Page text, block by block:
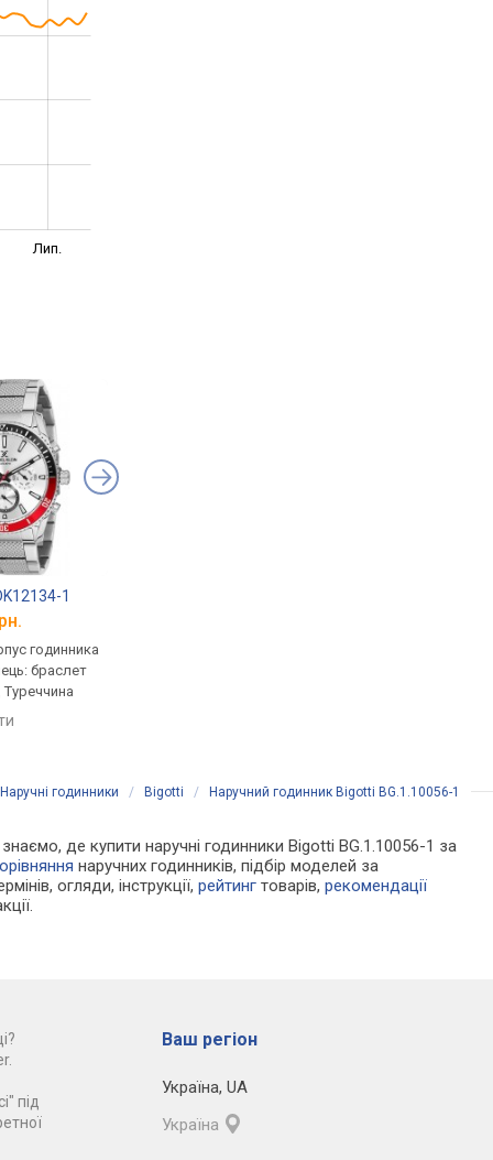
Лип.
1
годинника
браслет
Туреччина
Наручні годинники / Bigotti / Наручний годинник Bigotti BG.1.10056-1
де купити наручні годинники Bigotti BG.1.10056-1 за
наручних годинників, підбір моделей за
огляди, інструкції,рейтинг товарів,рекомендації
під
Ваш регіон
Україна, UA
Україна